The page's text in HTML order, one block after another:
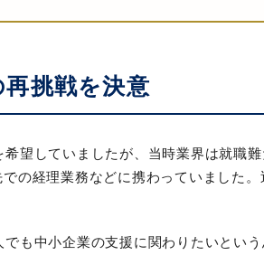
挑戦を決意
望していましたが、当時業界は就職
の経理業務などに携わっていました
も中小企業の支援に関わりたいとい